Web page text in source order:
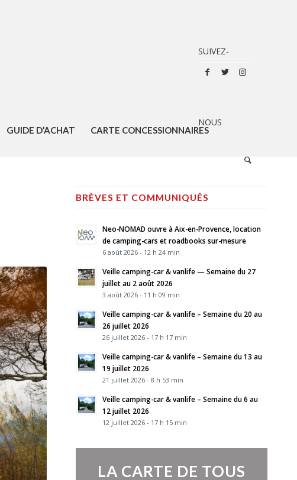
GUIDE D’ACHAT CARTE CONCESSIONNAIRES
BRÈVES ET COMMUNIQUÉS
Neo-NOMAD ouvre à Aix-en-Provence, location
de camping-cars et roadbooks sur-mesure
6 août 2026 - 12 h 24 min
Veille camping-car & vanlife — Semaine du 27
juillet au 2 août 2026
3 août 2026 - 11 h 09 min
Veille camping-car & vanlife – Semaine du 20 au
26 juillet 2026
26 juillet 2026 - 17 h 17 min
Veille camping-car & vanlife – Semaine du 13 au
19 juillet 2026
21 juillet 2026 - 8 h 53 min
Veille camping-car & vanlife – Semaine du 6 au
12 juillet 2026
12 juillet 2026 - 17 h 15 min
LA CARTE DE TOUS